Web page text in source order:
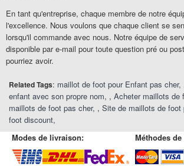
En tant qu'entreprise, chaque membre de notre
l'excellence. Nous voulons que chaque client se
lorsqu'il commande avec nous. Notre équipe de
disponible par e-mail pour toute question pré ou
pourriez avoir.
Related Tags: maillot de foot pour Enfant pas cher
enfant avec son propre nom , Acheter maillots de
maillots de foot pas cher , Site de maillots de foot
foot discount
Modes de livraison:
Méthodes